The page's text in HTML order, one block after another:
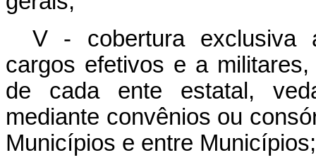
V - cobertura exclusiva
cargos efetivos e a
de cada ente estatal,
mediante convênios ou
Municípios e entre Municípios;